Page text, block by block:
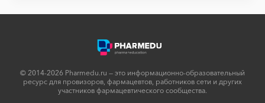
© 2014-2026 Pharmedu.ru — это информационно-образовательный
ресурс для провизоров, фармацевтов, работников сети и других
участников фармацевтического сообщества.